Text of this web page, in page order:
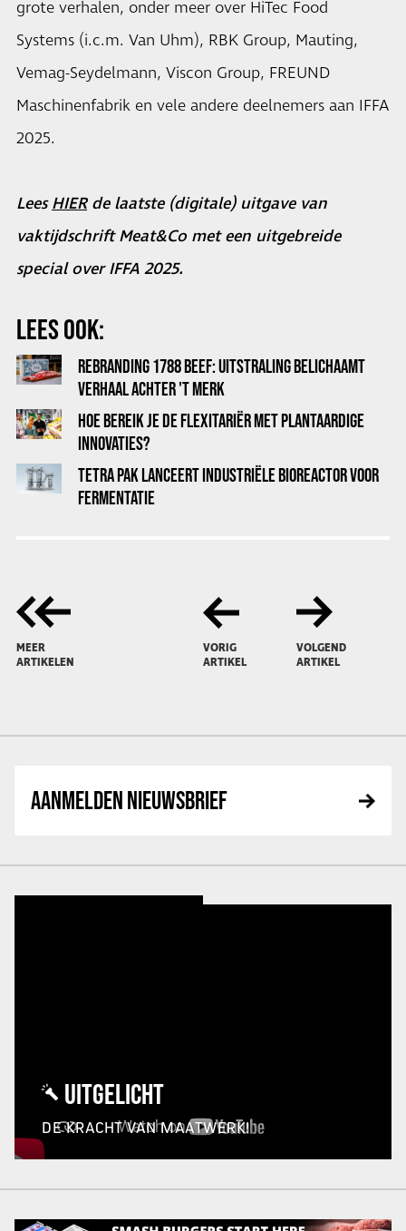
grote verhalen, onder meer over HiTec Food
Systems (i.c.m. Van Uhm), RBK Group, Mauting,
Vemag-Seydelmann, Viscon Group, FREUND
Maschinenfabrik en vele andere deelnemers aan IFFA
2025.
LeesHIERde laatste (digitale) uitgave van
vaktijdschrift Meat&Co met een uitgebreide
special over IFFA 2025.
LEES OOK:
REBRANDING 1788 BEEF: UITSTRALING BELICHAAMT
VERHAAL ACHTER 'T MERK
HOE BEREIK JE DE FLEXITARIËR MET PLANTAARDIGE
INNOVATIES?
TETRA PAK LANCEERT INDUSTRIËLE BIOREACTOR VOOR
FERMENTATIE
MEER
ARTIKELEN
VORIG
ARTIKEL
VOLGEND
ARTIKEL
AANMELDEN NIEUWSBRIEF
UITGELICHT
DE KRACHT VAN MAATWERK!